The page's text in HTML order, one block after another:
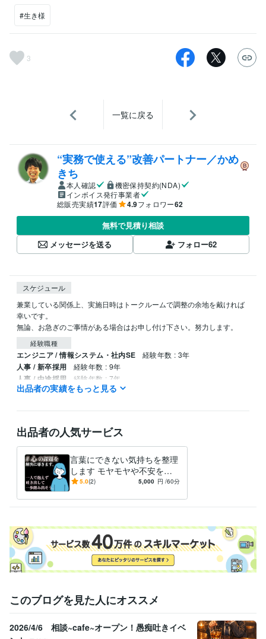
#生き様
3
一覧に戻る
“実務で使える”改善パートナー／かめ
きち
本人確認
機密保持契約(NDA)
インボイス発行事業者
総販売実績17評価 4.9フォロワー62
無料で見積り相談
メッセージを送る
フォロー62
スケジュール
兼業している関係上、実施日時はトークルームで調整の余地を戴ければ
幸いです。
無論、お急ぎのご事情がある場合はお申し付け下さい。努力します。
経験職種
エンジニア / 情報システム・社内SE 経験年数 : 3年
人事 / 新卒採用 経験年数 : 9年
人事 / 中途採用 経験年数 : 7年
人事 / 人材開発・人材育成・研修
教育業（学習塾の運営会社／年商40億円／従業員数250名）
10月 ~ 現在
教育業（学習塾の運営会社／年商200億／従業員数700名）
月 ~ 2018年9月
キーファクトリー 2024年4月 ~ 現在
人材派遣会社（年商130億円／従業員数3800名）
年6月
月 ~ 2008年1月
流通小売業（スーパー／年商298億円／従業員数1700名）
1996年3
月 ~ 1997年12月
プログラミング言語・フレームワーク
ビジネス・クリエイティブツール
Google スプレッドシート:5年Google スライド:5年
出品者の実績をもっと見る
出品者の人気サービス
言葉にできない気持ちを整理
します モヤモヤや不安を言
語化するお手伝い
5.0(2) 5,000 円 /60分
このブログを見た人にオススメ
2026/4/6 相談~cafe~オープン！愚痴吐きイベ